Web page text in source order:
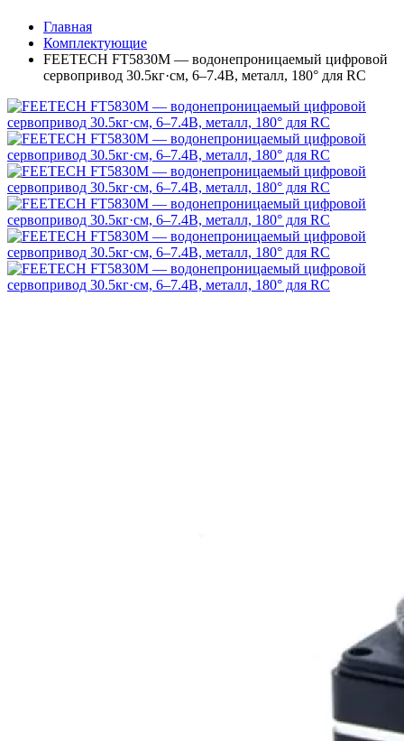
Главная
Комплектующие
FEETECH FT5830M — водонепроницаемый цифровой
сервопривод 30.5кг·см, 6–7.4В, металл, 180° для RC